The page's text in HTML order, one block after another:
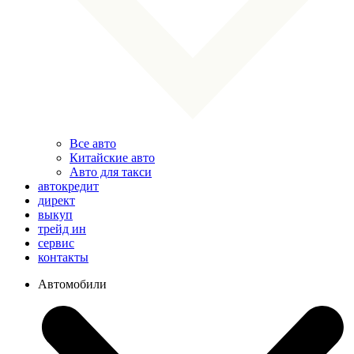
Все авто
Китайские авто
Авто для такси
автокредит
директ
выкуп
трейд ин
сервис
контакты
Автомобили